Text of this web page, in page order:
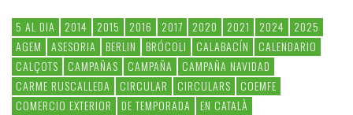
5 AL DIA 2014 2015 2016 2017 2020 2021 2024
2025
AGEM
ASESORIA BERLIN BRÓCOLI CALABACÍN
CALENDARIO
CALÇOTS
CAMPAÑAS CAMPAÑA
CAMPAÑA NAVIDAD
CARME RUSCALLEDA
CIRCULAR CIRCULARS
COEMFE
COMERCIO EXTERIOR
DE TEMPORADA
EN CATALÀ